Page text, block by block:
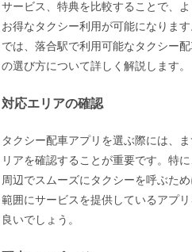
サービス、特典を比較することで、
お得なタクシー利用が可能になりま
では、落合駅で利用可能なタクシー配
の選び方について詳しく解説します。
対応エリアの確認
タクシー配車アプリを選ぶ際には、
リアを確認することが重要です。特
周辺でスムーズにタクシーを呼ぶた
範囲にサービスを提供しているアプリ
良いでしょう。